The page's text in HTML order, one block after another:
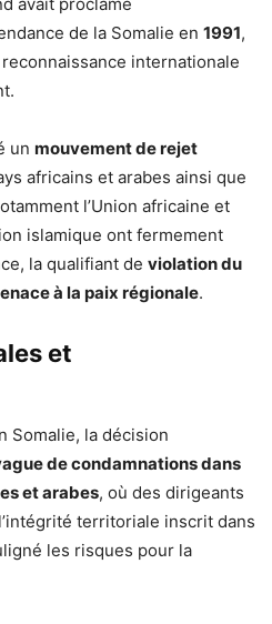
de la Somalie en 1991,
reconnaissance internationale
un mouvement de rejet
africains et arabes ainsi que
l’Union africaine et
islamique ont fermement
la qualifiant de violation du
à la paix régionale.
et
Somalie, la décision
de condamnations dans
et arabes, où des dirigeants
territoriale inscrit dans
les risques pour la